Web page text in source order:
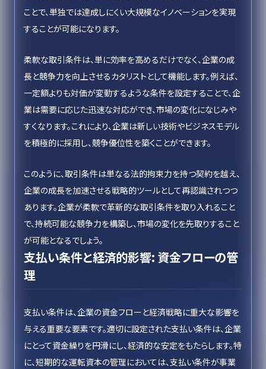
ことで、単独では達成しにくい大規模なイノベーションを実現
することが可能になります。
柔軟な取引条件は、単に効率を高めるだけでなく、企業の成
長と競争力を向上させるカタリストとして機能します。例えば、
一定額よりも対価が変動するような条件を設定することで、企
業は需要に応じた迅速な対応ができ、市場の変化になじみや
すくなります。これにより、企業は新しい技術やビジネスモデル
を積極的に採用し、競争優位性を築くことができます。
このように、取引条件は単なる法的拘束力を持つ契約を越え、
企業の成長を加速させる戦略的ツールとして再認識されつつ
あります。企業が柔軟で革新的な取引条件を取り入れること
で、持続可能な競争力を構築し、市場の変化を先取りすること
が可能となるでしょう。
支払い条件と経済的影響: 資金フローの管
理
支払い条件は、企業の資金フローと経済戦略に重大な影響を
与える重要な要素です。適切に設定された支払い条件は、企業
にとって資金繰りを円滑にし、経済的な安定をもたらします。特
に、短期的な運転資本の管理においては、支払い条件が事業